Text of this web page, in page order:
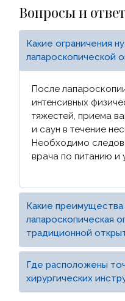
Вопросы и
Какие ограничения
лапароскопической
После
интенсивных
тяжестей, приема
и саун в течение
Необходимо
врача по питанию и
Какие
лапароскопическая
традиционной
Где расположены
хирургических